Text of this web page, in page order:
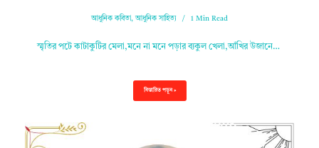
আধুনিক কবিতা,আধুনিক সাহিত্য 1 Min Read
স্মৃতির পটে কাটাকুটির মেলা,মনে না মনে পড়ার ব্যকুল খেলা,আঁখির উজানে…
বিস্তারিত পড়ুন »